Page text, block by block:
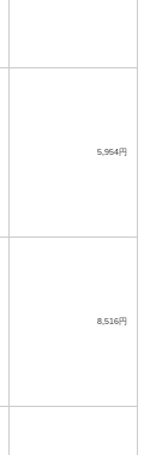
5,954円
8,516円